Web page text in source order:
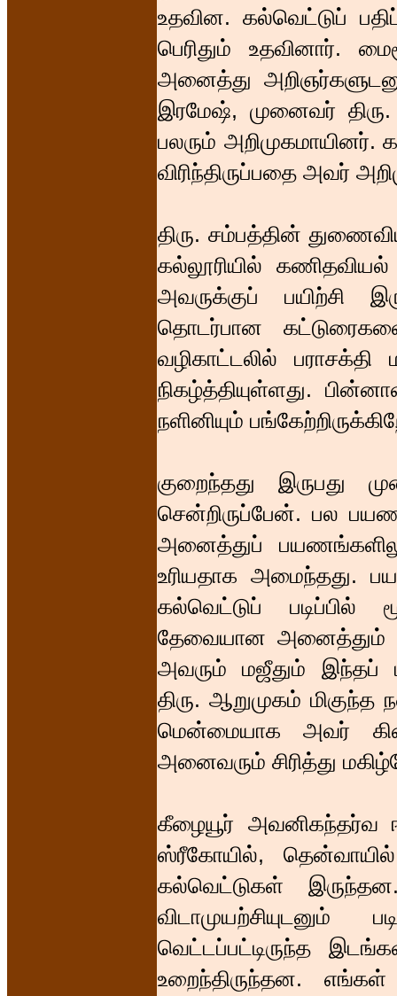
உதவின. கல்வெட்டுப்
பெரிதும் உதவினார்.
அனைத்து
இரமேஷ், முனைவர் திரு.
பலரும் அறிமுகமாயினர்.
விரிந்திருப்பதை அவர்
திரு. சம்பத்தின்
கல்லூரியில் கணிதவியல்
அவருக்குப் பயிற்சி
தொடர்பான
வழிகாட்டலில்
நிகழ்த்தியுள்ளது.
நளினியும்
குறைந்தது இருபது
சென்றிருப்பேன். பல
அனைத்துப்
உரியதாக அமைந்தது.
கல்வெட்டுப் படிப்பில்
தேவையான அனைத்தும்
அவரும் மஜீதும் இந்தப்
திரு. ஆறுமுகம்
மென்மையாக அவர்
அனைவரும் சிரித்து
கீழையூர் அவனிகந்தர்வ
ஸ்ரீகோயில்,
கல்வெட்டுகள்
விடாமுயற்சியுடனும்
வெட்டப்பட்டிருந்த
உறைந்திருந்தன.